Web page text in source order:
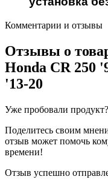
Комментарии и отзывы
Отзывы о
Honda CR 250
'13-20
Уже пробовали продукт?
Поделитесь своим
отзыв может помочь
времени!
Отзыв успешно